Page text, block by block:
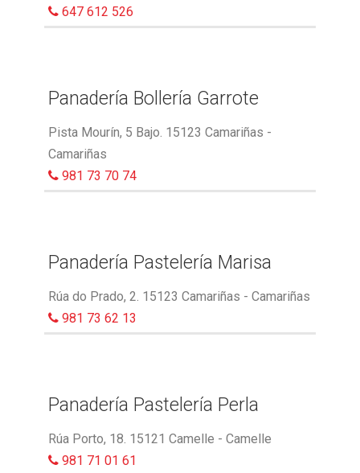
647 612 526
Panadería Bollería Garrote
Pista Mourín, 5 Bajo. 15123 Camariñas -
Camariñas
981 73 70 74
Panadería Pastelería Marisa
Rúa do Prado, 2. 15123 Camariñas - Camariñas
981 73 62 13
Panadería Pastelería Perla
Rúa Porto, 18. 15121 Camelle - Camelle
981 71 01 61